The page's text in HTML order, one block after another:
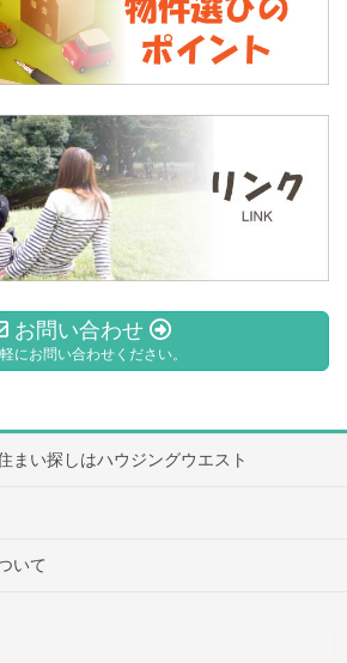
お問い合わせ
にお問い合わせください。
まい探しはハウジングウエスト
いて